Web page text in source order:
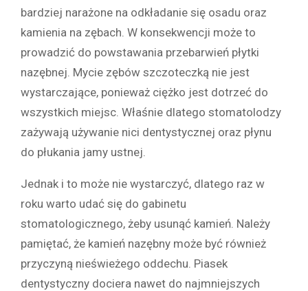
bardziej narażone na odkładanie się osadu oraz
kamienia na zębach. W konsekwencji może to
prowadzić do powstawania przebarwień płytki
nazębnej. Mycie zębów szczoteczką nie jest
wystarczające, ponieważ ciężko jest dotrzeć do
wszystkich miejsc. Właśnie dlatego stomatolodzy
zażywają używanie nici dentystycznej oraz płynu
do płukania jamy ustnej.
Jednak i to może nie wystarczyć, dlatego raz w
roku warto udać się do gabinetu
stomatologicznego, żeby usunąć kamień. Należy
pamiętać, że kamień nazębny może być również
przyczyną nieświeżego oddechu. Piasek
dentystyczny dociera nawet do najmniejszych